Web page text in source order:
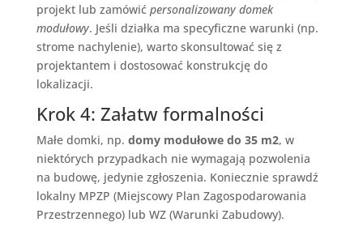
projekt lub zamówić personalizowany domek
modułowy. Jeśli działka ma specyficzne warunki (np.
strome nachylenie), warto skonsultować się z
projektantem i dostosować konstrukcję do
lokalizacji.
Krok 4: Załatw formalności
Małe domki, np. domy modułowe do 35 m2, w
niektórych przypadkach nie wymagają pozwolenia
na budowę, jedynie zgłoszenia. Koniecznie sprawdź
lokalny MPZP (Miejscowy Plan Zagospodarowania
Przestrzennego) lub WZ (Warunki Zabudowy).